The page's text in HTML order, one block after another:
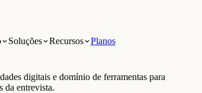
Soluções Recursos Planos
digitais e domínio de ferramentas para
da entrevista.